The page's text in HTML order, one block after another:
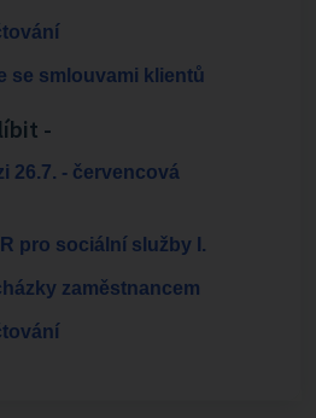
se smlouvami klientů
-
26.7. - červencová
pro sociální služby I.
zaměstnancem